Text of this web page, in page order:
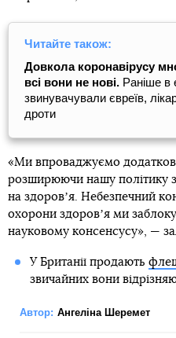
Читайте також:
Довкола коронавірусу
всі вони не нові. Раніше в
звинувачували євреїв,
дроти
«Ми впроваджуємо
розширюючи нашу політику
на здоровʼя. Небезпечний
охорони здоровʼя ми
науковому консенсусу», —
У Британії продають
звичайних вони
Автор: Ангеліна Шеремет